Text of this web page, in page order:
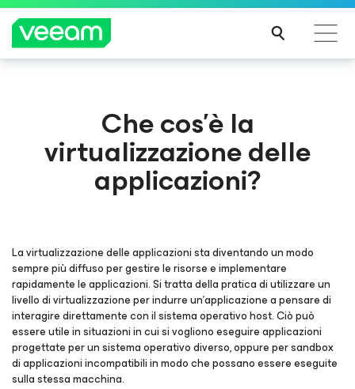
dall'aggiornamento dei contenuti di CrowdStrike
SAPE
Che cos'è la
virtualizzazione delle
applicazioni?
La virtualizzazione delle applicazioni sta diventando un modo
sempre più diffuso per gestire le risorse e implementare
rapidamente le applicazioni. Si tratta della pratica di utilizzare un
livello di virtualizzazione per indurre un'applicazione a pensare di
interagire direttamente con il sistema operativo host. Ciò può
essere utile in situazioni in cui si vogliono eseguire applicazioni
progettate per un sistema operativo diverso, oppure per sandbox
di applicazioni incompatibili in modo che possano essere eseguite
sulla stessa macchina.